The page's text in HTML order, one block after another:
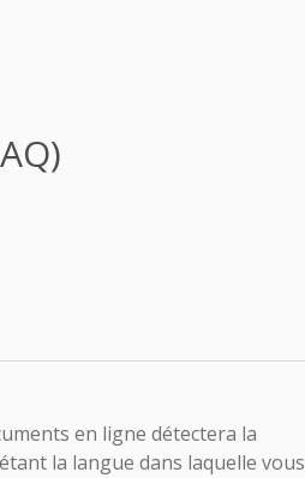
en ligne détectera la
la langue dans laquelle vous